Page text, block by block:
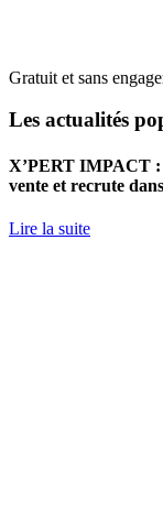
Gratuit et sans
Les actualités
X’PERT IMPACT :
vente et recrute
Lire la suite